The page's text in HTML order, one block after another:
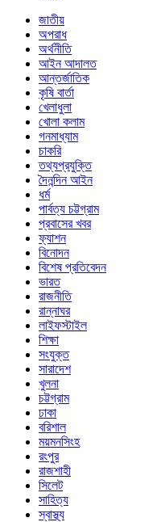
জাতীয়
অপরাধ
অর্থনীতি
আইন আদালত
আন্তর্জাতিক
কৃষি বার্তা
খেলাধুলা
খোলা কলাম
গনমাধ্যাম
চাকরি
তথ্যপ্রযুক্তি
দৈনন্দিন আইন
ধর্ম
পার্বত্য চট্টগ্রাম
প্রবাসের খবর
ফ্যাশন
বিনোদন
বিশেষ প্রতিবেদন
ভারত
রাজনীতি
রান্নাঘর
লাইফস্টাইল
শিক্ষা
সংযুক্ত
সারাদেশ
খুলনা
চট্টগ্রাম
ঢাকা
বরিশাল
ময়মনসিংহ
রংপুর
রাজশাহী
সিলেট
সাহিত্য
স্বাস্থ্য